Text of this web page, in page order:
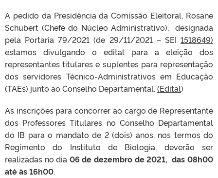
A pedido da Presidência da Comissão Eleitoral, Rosane
Schubert (Chefe do Núcleo Administrativo), designada
pela Portaria 79/2021 (de 29/11/2021 – SEI 1518649)
estamos divulgando o edital para a eleição dos
representantes titulares e suplentes para representação
dos servidores Técnico-Administrativos em Educação
(TAEs) junto ao Conselho Departamental. (Edital)
As inscrições para concorrer ao cargo de Representante
dos Professores Titulares no Conselho Departamental
do IB para o mandato de 2 (dois) anos, nos termos do
Regimento do Instituto de Biologia, deverão ser
realizadas no dia 06 de dezembro de 2021, das 08h00
até às 16h00.